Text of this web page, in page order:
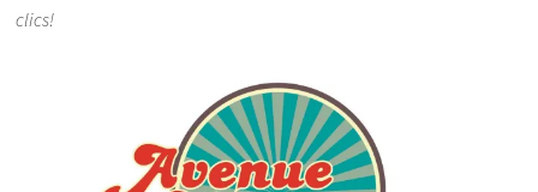
clics!